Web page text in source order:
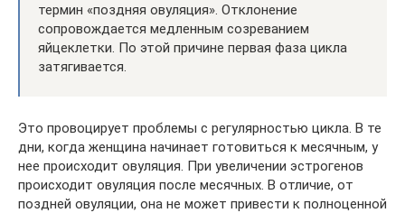
термин «поздняя овуляция». Отклонение
сопровождается медленным созреванием
яйцеклетки. По этой причине первая фаза цикла
затягивается.
Это провоцирует проблемы с регулярностью цикла. В те
дни, когда женщина начинает готовиться к месячным, у
нее происходит овуляция. При увеличении эстрогенов
происходит овуляция после месячных. В отличие, от
поздней овуляции, она не может привести к полноценной